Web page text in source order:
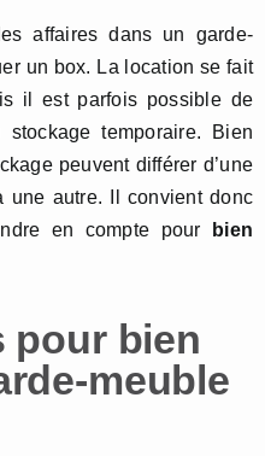
affaires dans un garde-
un box. La location se fait
il est parfois possible de
temporaire. Bien
peuvent différer d’une
une autre. Il convient donc
en compte pour
bien
pour bien
meuble